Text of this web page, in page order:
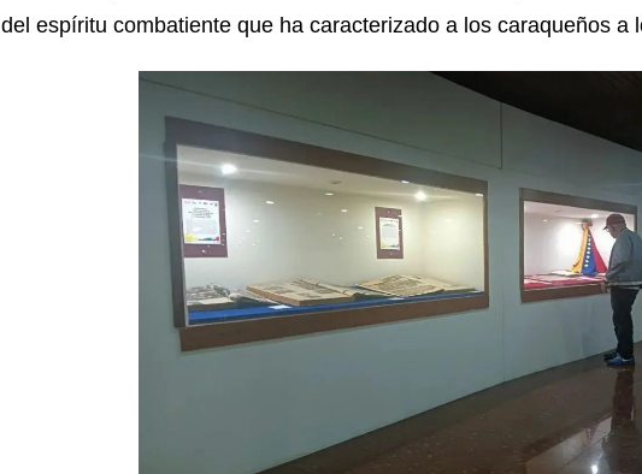
del espíritu combatiente que ha caracterizado a los caraqueños a